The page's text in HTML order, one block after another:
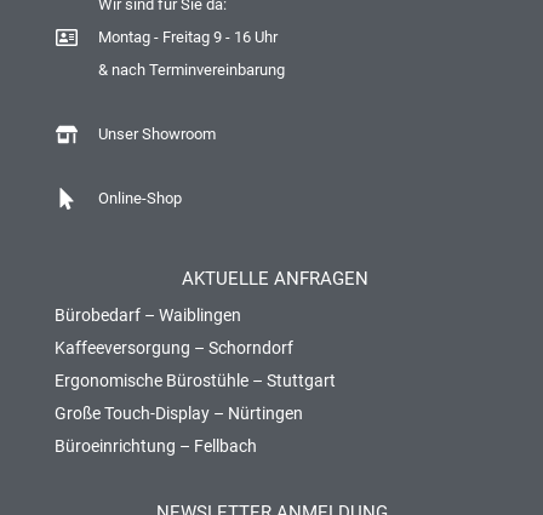
Wir sind für Sie da:
Montag - Freitag 9 - 16 Uhr
& nach Terminvereinbarung
Unser Showroom
Online-Shop
AKTUELLE ANFRAGEN
Bürobedarf – Waiblingen
Kaffeeversorgung – Schorndorf
Ergonomische Bürostühle – Stuttgart
Große Touch-Display – Nürtingen
Büroeinrichtung – Fellbach